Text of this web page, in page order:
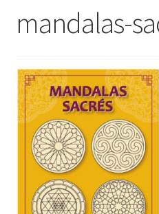
Ateliers en ligne
Commande
Crop Circles
Galerie
Mandalathèque
mandalas-